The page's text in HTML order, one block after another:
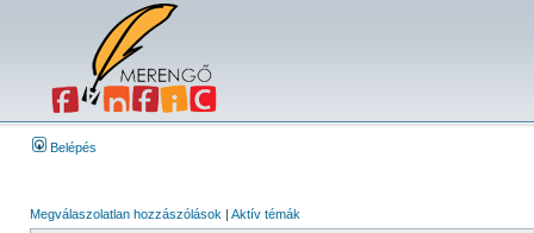
Belépés
Megválaszolatlan hozzászólások | Aktív témák